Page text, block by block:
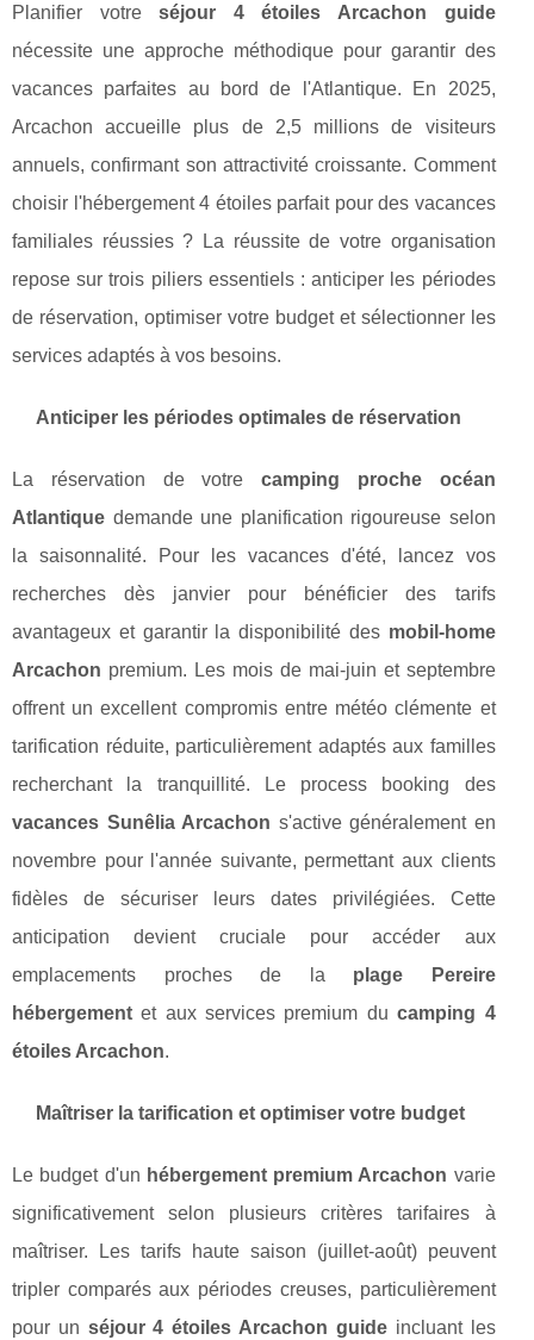
Planifier votreséjour 4 étoiles Arcachon guide
nécessite une approche méthodique pour garantir des
vacances parfaites au bord de l'Atlantique. En 2025,
Arcachon accueille plus de 2,5 millions de visiteurs
annuels, confirmant son attractivité croissante. Comment
choisir l'hébergement 4 étoiles parfait pour des vacances
familiales réussies ? La réussite de votre organisation
repose sur trois piliers essentiels : anticiper les périodes
de réservation, optimiser votre budget et sélectionner les
services adaptés à vos besoins.
Anticiper les périodes optimales de réservation
La réservation de votrecamping proche océan
Atlantique demande une planification rigoureuse selon
la saisonnalité. Pour les vacances d'été, lancez vos
recherches dès janvier pour bénéficier des tarifs
avantageux et garantir la disponibilité des mobil-home
Arcachon premium. Les mois de mai-juin et septembre
offrent un excellent compromis entre météo clémente et
tarification réduite, particulièrement adaptés aux familles
recherchant la tranquillité. Le process booking des
vacances Sunêlia Arcachon s'active généralement en
novembre pour l'année suivante, permettant aux clients
fidèles de sécuriser leurs dates privilégiées. Cette
anticipation devient cruciale pour accéder aux
emplacements proches de la plage Pereire
hébergement et aux services premium ducamping 4
étoiles Arcachon.
Maîtriser la tarification et optimiser votre budget
Le budget d'un hébergement premium Arcachon varie
significativement selon plusieurs critères tarifaires à
maîtriser. Les tarifs haute saison (juillet-août) peuvent
tripler comparés aux périodes creuses, particulièrement
pour un séjour 4 étoiles Arcachon guideincluant les